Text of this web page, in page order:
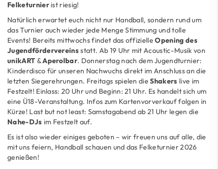
Felketurnierist riesig!
Natürlich erwartet euch nicht nur Handball, sondern rund um
das Turnier auch wieder jede Menge Stimmung und tolle
Events! Bereits mittwochs findet das offizielleOpening des
Jugendfördervereins statt. Ab 19 Uhr mit Acoustic-Musik von
unikART &Aperolbar. Donnerstag nach dem Jugendturnier:
Kinderdisco für unseren Nachwuchs direkt im Anschluss an die
letzten Siegerehrungen. Freitags spielen dieShakers live im
Festzelt! Einlass: 20 Uhr und Beginn: 21 Uhr. Es handelt sich um
eine Ü18-Veranstaltung. Infos zum Kartenvorverkauf folgen in
Kürze! Last but not least: Samstagabend ab 21 Uhr legen die
Nahe-DJs im Festzelt auf.
Es ist also wieder einiges geboten – wir freuen uns auf alle, die
mit uns feiern, Handball schauen und das Felketurnier 2026
genießen!